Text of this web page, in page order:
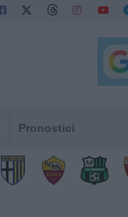
Pronostici